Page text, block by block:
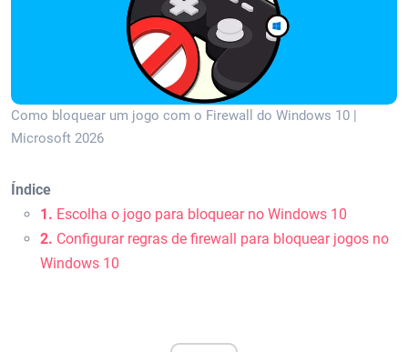
Como bloquear um jogo com o Firewall do Windows 10 |
Microsoft 2026
Índice
1. Escolha o jogo para bloquear no Windows 10
2. Configurar regras de firewall para bloquear jogos no
Windows 10